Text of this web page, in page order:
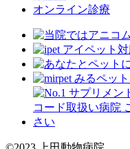
オンライン診療